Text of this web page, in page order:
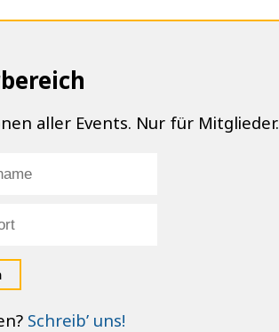
aller Events. Nur für Mitglieder.
Schreib’ uns!